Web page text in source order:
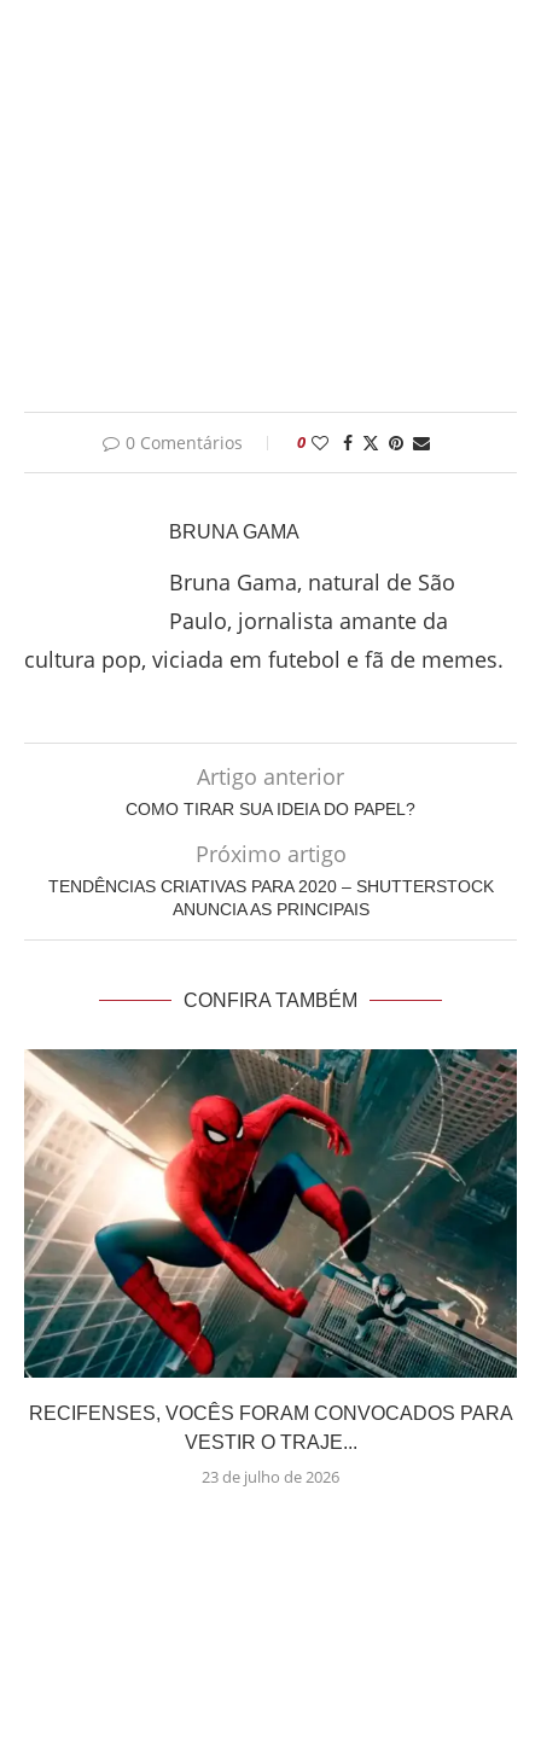
0 Comentários 0
BRUNA GAMA
Bruna Gama, natural de São
Paulo, jornalista amante da
cultura pop, viciada em futebol e fã de memes.
Artigo anterior
COMO TIRAR SUA IDEIA DO PAPEL?
Próximo artigo
TENDÊNCIAS CRIATIVAS PARA 2020 – SHUTTERSTOCK
ANUNCIA AS PRINCIPAIS
CONFIRA TAMBÉM
RECIFENSES, VOCÊS FORAM CONVOCADOS PARA
VESTIR O TRAJE...
23 de julho de 2026